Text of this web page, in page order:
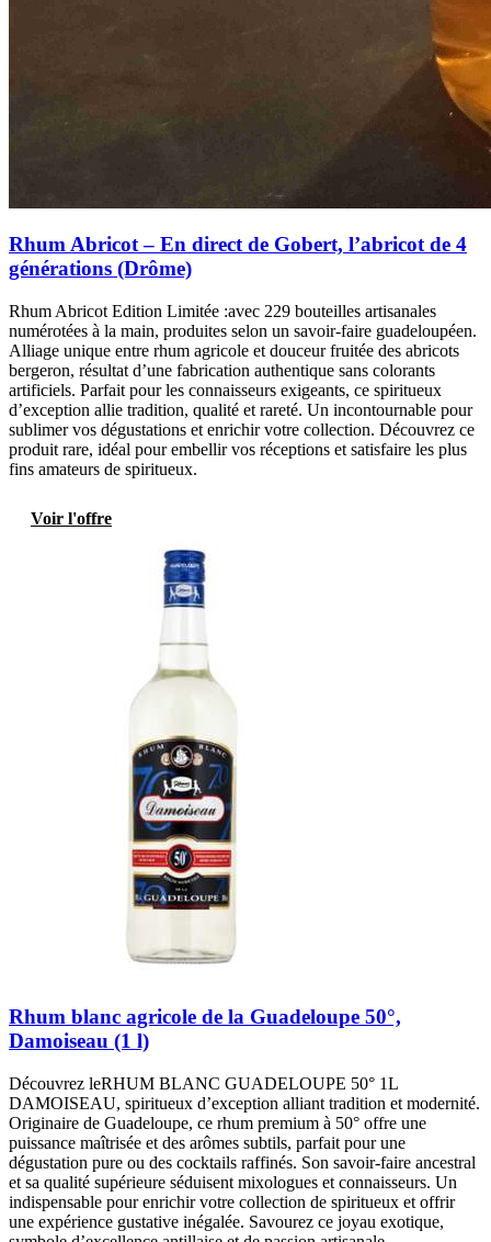
Rhum Abricot – En direct de Gobert, l’abricot de 4
générations (Drôme)
Rhum Abricot Edition Limitée :avec 229 bouteilles artisanales
numérotées à la main, produites selon un savoir-faire guadeloupéen.
Alliage unique entre rhum agricole et douceur fruitée des abricots
bergeron, résultat d’une fabrication authentique sans colorants
artificiels. Parfait pour les connaisseurs exigeants, ce spiritueux
d’exception allie tradition, qualité et rareté. Un incontournable pour
sublimer vos dégustations et enrichir votre collection. Découvrez ce
produit rare, idéal pour embellir vos réceptions et satisfaire les plus
fins amateurs de spiritueux.
Voir l'offre
Rhum blanc agricole de la Guadeloupe 50°,
Damoiseau (1 l)
Découvrez leRHUM BLANC GUADELOUPE 50° 1L
DAMOISEAU, spiritueux d’exception alliant tradition et modernité.
Originaire de Guadeloupe, ce rhum premium à 50° offre une
puissance maîtrisée et des arômes subtils, parfait pour une
dégustation pure ou des cocktails raffinés. Son savoir-faire ancestral
et sa qualité supérieure séduisent mixologues et connaisseurs. Un
indispensable pour enrichir votre collection de spiritueux et offrir
une expérience gustative inégalée. Savourez ce joyau exotique,